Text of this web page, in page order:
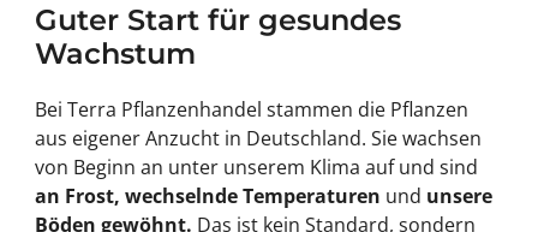
Guter Start für gesundes
Wachstum
Bei Terra Pflanzenhandel stammen die Pflanzen
aus eigener Anzucht in Deutschland. Sie wachsen
von Beginn an unter unserem Klima auf und sind
an Frost, wechselnde Temperaturen und unsere
Böden gewöhnt. Das ist kein Standard, sondern